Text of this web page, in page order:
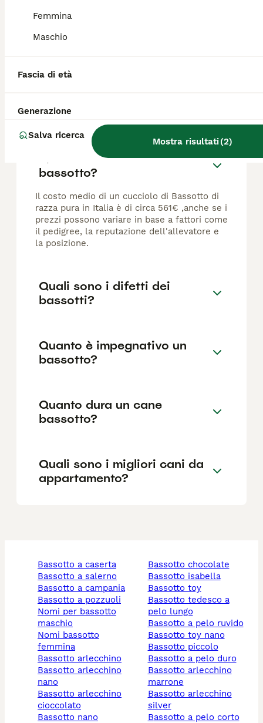
Femmina
Maschio
Fascia di età
Generazione
Salva ricerca
Mostra risultati(2)
FAQ
Quanto costano i cuccioli di
bassotto?
Il costo medio di un cucciolo di Bassotto di
razza pura in Italia è di circa 561€ ,anche se i
prezzi possono variare in base a fattori come
il pedigree, la reputazione dell'allevatore e
la posizione.
Quali sono i difetti dei
bassotti?
Quanto è impegnativo un
bassotto?
Quanto dura un cane
bassotto?
Quali sono i migliori cani da
appartamento?
bassotto a caserta
bassotto a salerno
bassotto a campania
bassotto a pozzuoli
nomi per bassotto
maschio
nomi bassotto
femmina
bassotto arlecchino
bassotto arlecchino
nano
bassotto arlecchino
cioccolato
bassotto nano
bassotto chocolate
bassotto isabella
bassotto toy
bassotto tedesco a
pelo lungo
bassotto a pelo ruvido
bassotto toy nano
bassotto piccolo
bassotto a pelo duro
bassotto arlecchino
marrone
bassotto arlecchino
silver
bassotto a pelo corto